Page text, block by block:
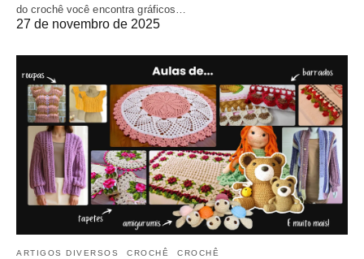
do crochê você encontra gráficos…
27 de novembro de 2025
ARTIGOS DIVERSOS CROCHÊ CROCHÊ